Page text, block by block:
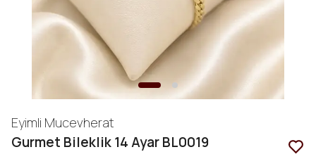
Eyimli Mucevherat
Gurmet Bileklik 14 Ayar BL0019